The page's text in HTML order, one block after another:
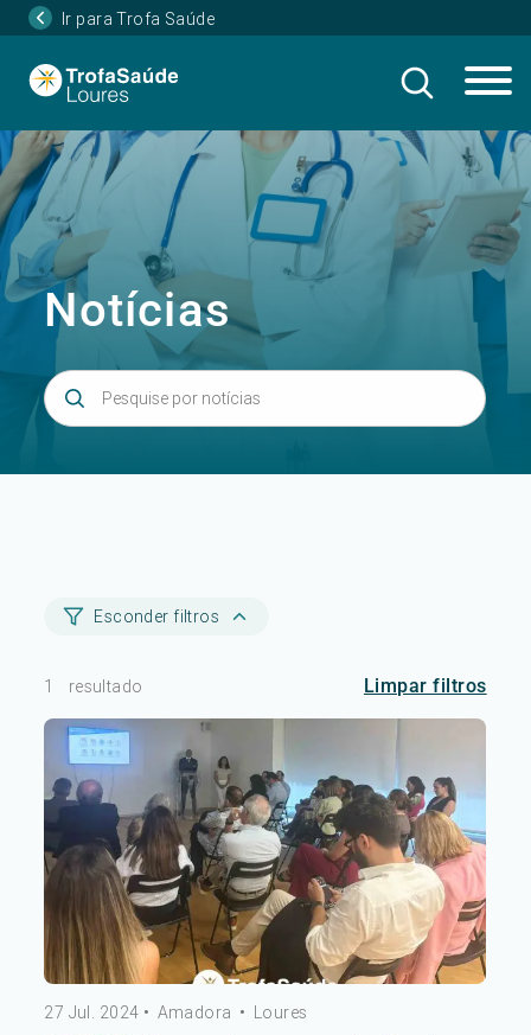
Ir para Trofa Saúde
Notícias
Esconder filtros
1 resultado Limpar filtros
27 Jul. 2024 • Amadora • Loures